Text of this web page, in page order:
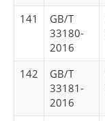
141
GB/T
33180-
2016
142
GB/T
33181-
2016